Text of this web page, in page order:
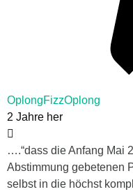
OplongFizzOplong
2 Jahre her
….“dass die Anfang Mai
Abstimmung gebetenen
selbst in die höchst